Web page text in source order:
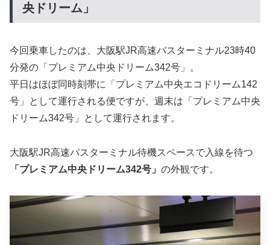
央ドリーム」
今回乗車したのは、大阪駅JR高速バスターミナル23時40
分発の「プレミアム中央ドリーム342号」。
平日はほぼ同時刻帯に「プレミアム中央エコドリーム142
号」として運行される便ですが、週末は「プレミアム中央
ドリーム342号」として運行されます。
大阪駅JR高速バスターミナル待機スペースで入線を待つ
「プレミアム中央ドリーム342号」 の外観です。